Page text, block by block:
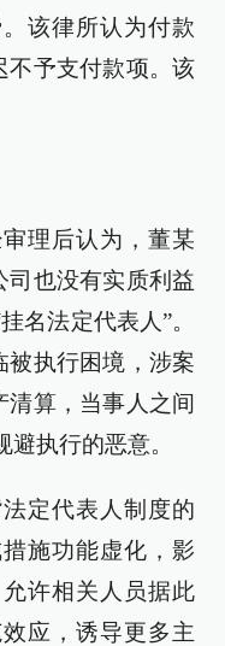
该律所认为付款
不予支付款项。该
理后认为，董某
司也没有实质利益
名法定代表人”。
被执行困境，涉案
算，当事人之间
执行的恶意。
定代表人制度的
施功能虚化，影
许相关人员据此
应，诱导更多主